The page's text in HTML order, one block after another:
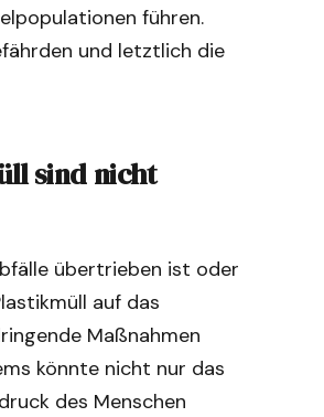
führen.
und letztlich die
sind nicht
übertrieben ist oder
auf das
Maßnahmen
könnte nicht nur das
des Menschen